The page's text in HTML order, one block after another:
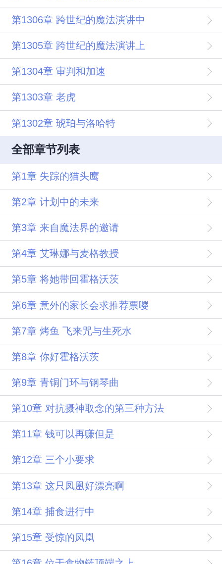
第1306章 跨世纪的魔法演讲中
第1305章 跨世纪的魔法演讲上
第1304章 审判和加速
第1303章 老虎
第1302章 琥珀与洛哈特
全部章节列表
第1章 失踪的猫头鹰
第2章 计划中的未来
第3章 来自魔法界的邀请
第4章 艾琳娜与麦格教授
第5章 将她带回霍格沃茨
第6章 意外的家长会求推荐票嘤
第7章 烤鱼 飞来咒与生死水
第8章 你好霍格沃茨
第9章 青铜门环与钢琴曲
第10章 对抗摄神取念的第三种方法
第11章 钱可以再赚但是
第12章 三个小要求
第13章 这只凤凰好漂亮啊
第14章 捕食进行中
第15章 受惊的凤凰